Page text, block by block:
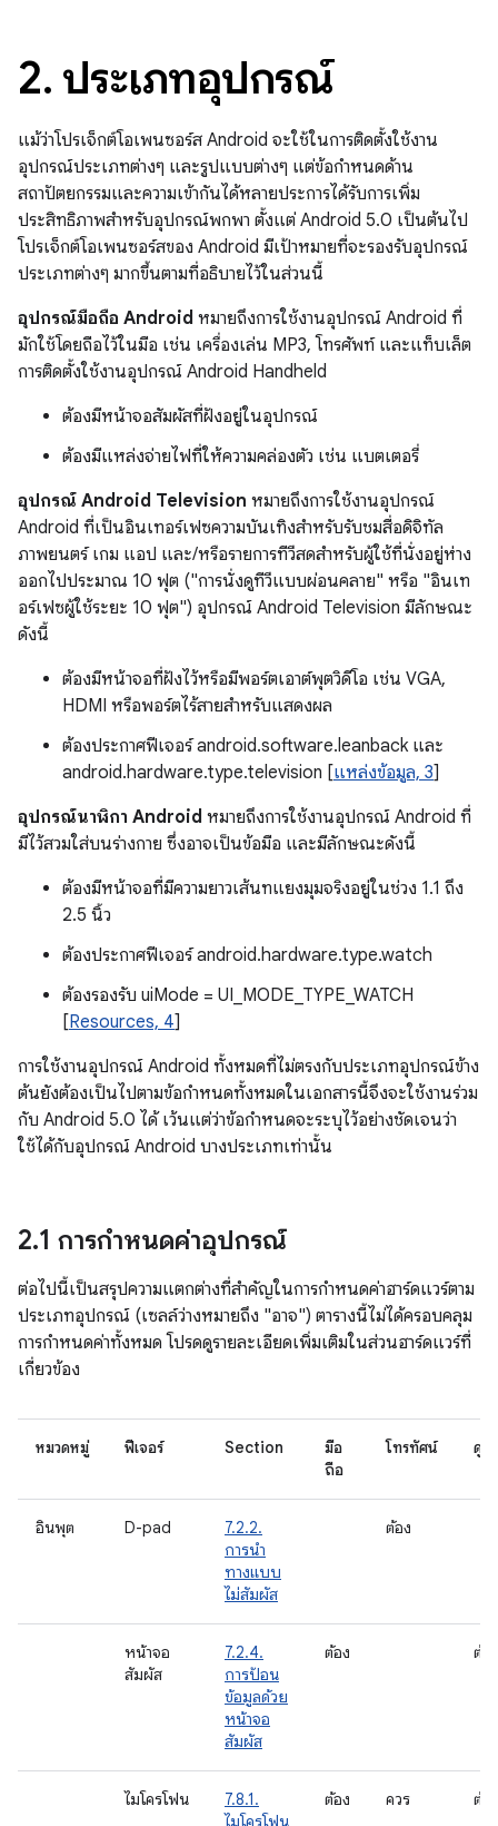
2. ประเภทอุปกรณ์
แม้ว่าโปรเจ็กต์โอเพนซอร์ส Android จะใช้ในการติดตั้งใช้งาน
อุปกรณ์ประเภทต่างๆ และรูปแบบต่างๆ แต่ข้อกำหนดด้าน
สถาปัตยกรรมและความเข้ากันได้หลายประการได้รับการเพิ่ม
ประสิทธิภาพสำหรับอุปกรณ์พกพา ตั้งแต่ Android 5.0 เป็นต้นไป
โปรเจ็กต์โอเพนซอร์สของ Android มีเป้าหมายที่จะรองรับอุปกรณ์
ประเภทต่างๆ มากขึ้นตามที่อธิบายไว้ในส่วนนี้
อุปกรณ์มือถือ Android หมายถึงการใช้งานอุปกรณ์ Android ที่
มักใช้โดยถือไว้ในมือ เช่น เครื่องเล่น MP3, โทรศัพท์ และแท็บเล็ต
การติดตั้งใช้งานอุปกรณ์ Android Handheld
ต้องมีหน้าจอสัมผัสที่ฝังอยู่ในอุปกรณ์
ต้องมีแหล่งจ่ายไฟที่ให้ความคล่องตัว เช่น แบตเตอรี่
อุปกรณ์ Android Television หมายถึงการใช้งานอุปกรณ์
Android ที่เป็นอินเทอร์เฟซความบันเทิงสําหรับรับชมสื่อดิจิทัล
ภาพยนตร์ เกม แอป และ/หรือรายการทีวีสดสําหรับผู้ใช้ที่นั่งอยู่ห่าง
ออกไปประมาณ 10 ฟุต ("การนั่งดูทีวีแบบผ่อนคลาย" หรือ "อินเท
อร์เฟซผู้ใช้ระยะ 10 ฟุต") อุปกรณ์ Android Television มีลักษณะ
ดังนี้
ต้องมีหน้าจอที่ฝังไว้หรือมีพอร์ตเอาต์พุตวิดีโอ เช่น VGA,
HDMI หรือพอร์ตไร้สายสำหรับแสดงผล
ต้องประกาศฟีเจอร์ android.software.leanback และ
android.hardware.type.television [แหล่งข้อมูล, 3]
อุปกรณ์นาฬิกา Android หมายถึงการใช้งานอุปกรณ์ Android ที่
มีไว้สวมใส่บนร่างกาย ซึ่งอาจเป็นข้อมือ และมีลักษณะดังนี้
ต้องมีหน้าจอที่มีความยาวเส้นทแยงมุมจริงอยู่ในช่วง 1.1 ถึง
2.5 นิ้ว
ต้องประกาศฟีเจอร์ android.hardware.type.watch
ต้องรองรับ uiMode = UI_MODE_TYPE_WATCH
[Resources, 4]
การใช้งานอุปกรณ์ Android ทั้งหมดที่ไม่ตรงกับประเภทอุปกรณ์ข้าง
ต้นยังต้องเป็นไปตามข้อกำหนดทั้งหมดในเอกสารนี้จึงจะใช้งานร่วม
กับ Android 5.0 ได้ เว้นแต่ว่าข้อกำหนดจะระบุไว้อย่างชัดเจนว่า
ใช้ได้กับอุปกรณ์ Android บางประเภทเท่านั้น
2.1 การกําหนดค่าอุปกรณ์
ต่อไปนี้เป็นสรุปความแตกต่างที่สำคัญในการกำหนดค่าฮาร์ดแวร์ตาม
ประเภทอุปกรณ์ (เซลล์ว่างหมายถึง "อาจ") ตารางนี้ไม่ได้ครอบคลุม
การกำหนดค่าทั้งหมด โปรดดูรายละเอียดเพิ่มเติมในส่วนฮาร์ดแวร์ที่
เกี่ยวข้อง
หมวดหมู่ ฟีเจอร์ Section
มือ
ถือ
โทรทัศน์ ดู
อินพุต D-pad
7.2.2.
การนำ
ทางแบบ
ไม่สัมผัส
ต้อง
หน้าจอ
สัมผัส
7.2.4.
การป้อน
ข้อมูลด้วย
หน้าจอ
สัมผัส
ต้อง ต้อง
ไมโครโฟน
7.8.1.
ไมโครโฟน
ต้อง ควร ต้อง